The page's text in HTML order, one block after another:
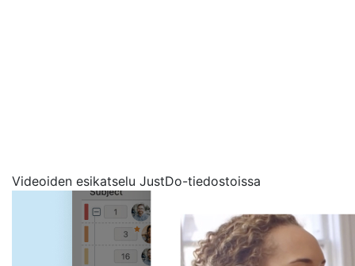
Videoiden esikatselu JustDo-tiedostoissa